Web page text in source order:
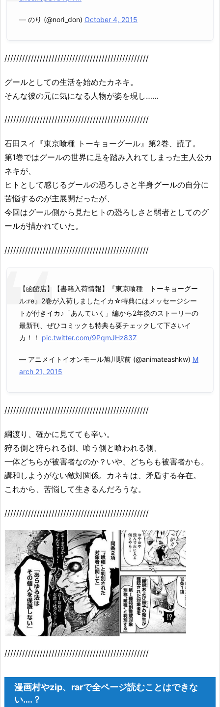
— のり (@nori_don) October 4, 2015
/////////////////////////////////////////////////
グールとしての生活を始めたカネキ。
そんな彼の元に気になる人物が姿を現し……
/////////////////////////////////////////////////
石田スイ『東京喰種 トーキョーグール』第2巻、読了。
第1巻ではグールの世界に足を踏み入れてしまった主人公カ
ネキが、
ヒトとして感じるグールの恐ろしさと半身グールの自分に
苦悩するのが主展開だったが、
今回はグール側から見たヒトの恐ろしさと弱者としてのグ
ールが描かれていた。
/////////////////////////////////////////////////
【函館店】【書籍入荷情報】『東京喰種 トーキョーグー
ル:re』2巻が入荷しましたイカ☆特典にはメッセージシー
トが付きイカ♪「あんていく」編から2年後のストーリーの
最新刊、ぜひコミックも特典も要チェックして下さいイ
カ！！ pic.twitter.com/9PqmJHz83Z
— アニメイトイオンモール旭川駅前 (@animateashkw) M
arch 21, 2015
/////////////////////////////////////////////////
綱渡り、確かに見てても辛い。
狩る側と狩られる側、喰う側と喰われる側、
一体どちらが被害者なのか？いや、どちらも被害者かも。
講和しようがない敵対関係。カネキは、矛盾する存在。
これから、苦悩して生きるんだろうな。
/////////////////////////////////////////////////
/////////////////////////////////////////////////
漫画村やzip、rarで全ページ読むことはできな
い….？